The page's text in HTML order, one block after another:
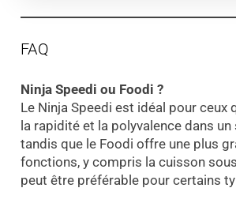
FAQ
Ninja Speedi ou Foodi ?
Le Ninja Speedi est idéal pour ceux
la rapidité et la polyvalence dans un
tandis que le Foodi offre une plus
fonctions, y compris la cuisson
peut être préférable pour certains